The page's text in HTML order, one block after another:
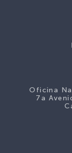
Oficina
7a